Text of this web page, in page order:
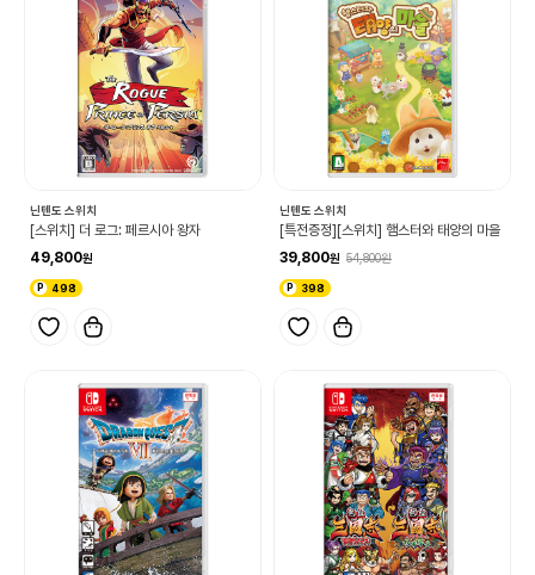
닌텐도 스위치
[스위치] 더 로그: 페르시아 왕자
49,800
498
닌텐도 스위치
[특전증정][스위치] 햄스터와 태양의 마을
39,800
54,800
398